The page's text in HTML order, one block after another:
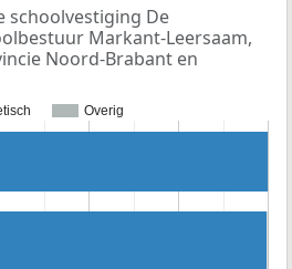
schoolvestiging De
Markant-Leersaam,
Noord-Brabant en
Overig